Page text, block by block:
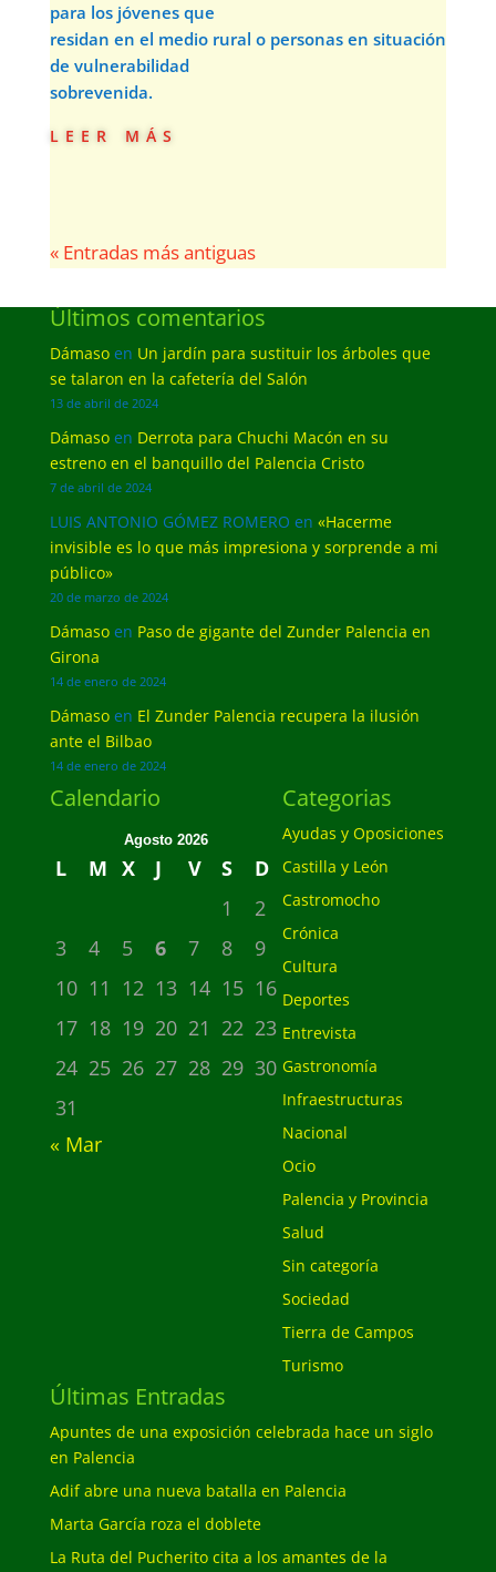
para los jóvenes que
residan en el medio rural o personas en situación
de vulnerabilidad
sobrevenida.
leer más
« Entradas más antiguas
Últimos comentarios
Dámasoen Un jardín para sustituir los árboles que
se talaron en la cafetería del Salón
13 de abril de 2024
Dámasoen Derrota para Chuchi Macón en su
estreno en el banquillo del Palencia Cristo
7 de abril de 2024
LUIS ANTONIO GÓMEZ ROMERO en «Hacerme
invisible es lo que más impresiona y sorprende a mi
público»
20 de marzo de 2024
Dámasoen Paso de gigante del Zunder Palencia en
Girona
14 de enero de 2024
Dámasoen El Zunder Palencia recupera la ilusión
ante el Bilbao
14 de enero de 2024
Calendario
Agosto 2026
L M X J V S
D
1
2
3
4 5 6 7 8
9
10 11 12 13 14 15 16
17 18 19 20 21 22 23
24 25 26 27 28 29 30
31
« Mar
Categorias
Ayudas y Oposiciones
Castilla y León
Castromocho
Crónica
Cultura
Deportes
Entrevista
Gastronomía
Infraestructuras
Nacional
Ocio
Palencia y Provincia
Salud
Sin categoría
Sociedad
Tierra de Campos
Turismo
Últimas Entradas
Apuntes de una exposición celebrada hace un siglo
en Palencia
Adif abre una nueva batalla en Palencia
Marta García roza el doblete
La Ruta del Pucherito cita a los amantes de la